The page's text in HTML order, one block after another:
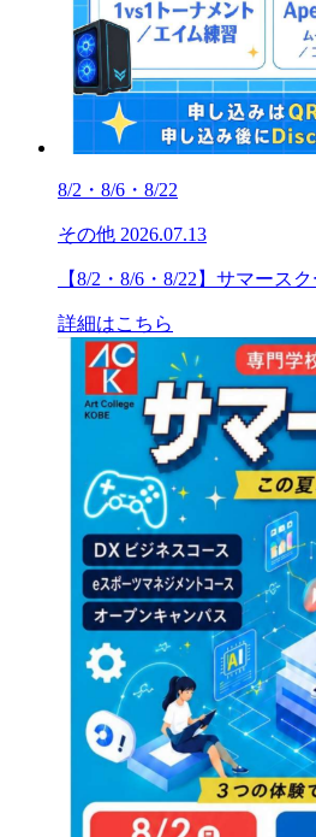
8/2・8/6・8/22
その他 2026.07.13
【8/2・8/6・8/22】サマースク
詳細はこちら